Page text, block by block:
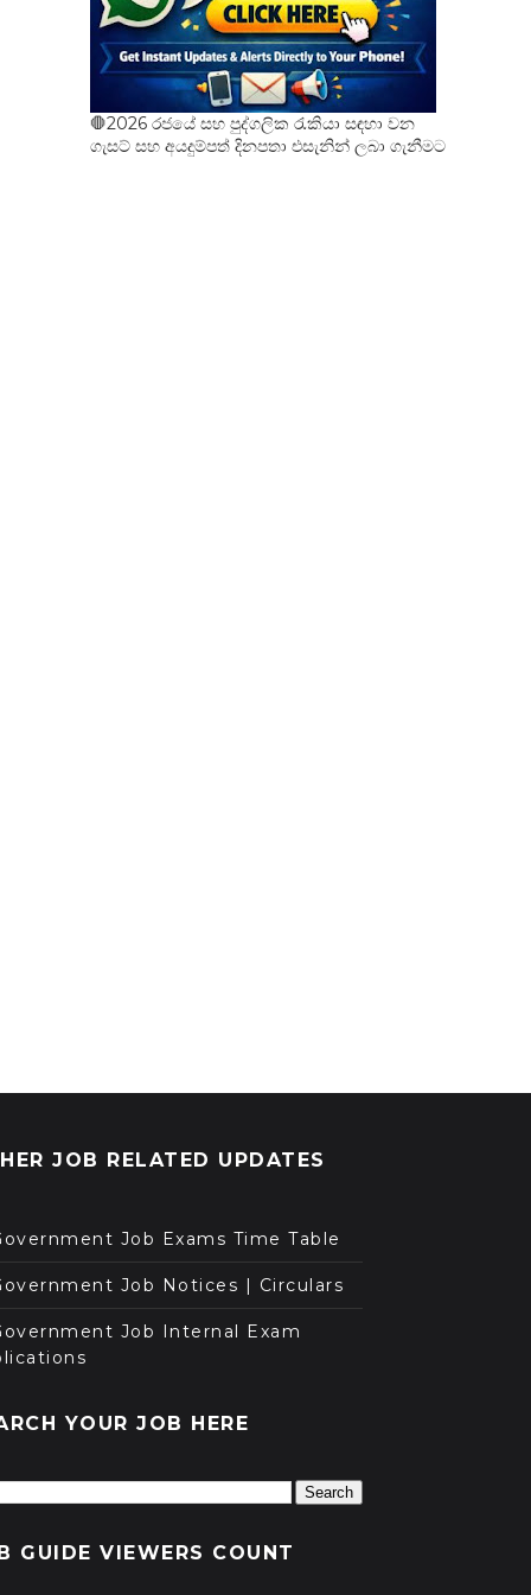
🛑2026 රජයේ සහ පුද්ගලික රැකියා සඳහා වන
ගැසට් සහ අයදුම්පත් දිනපතා එසැනින් ලබා ගැනීමට
JOB RELATED UPDATES
Job Exams Time Table
Job Notices | Circulars
Job Internal Exam
YOUR JOB HERE
GUIDE VIEWERS COUNT